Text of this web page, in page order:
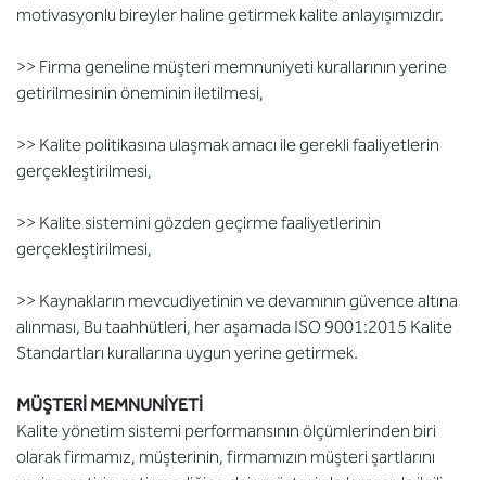
motivasyonlu bireyler haline getirmek kalite anlayışımızdır.
>> Firma geneline müşteri memnuniyeti kurallarının yerine
getirilmesinin öneminin iletilmesi,
>> Kalite politikasına ulaşmak amacı ile gerekli faaliyetlerin
gerçekleştirilmesi,
>> Kalite sistemini gözden geçirme faaliyetlerinin
gerçekleştirilmesi,
>> Kaynakların mevcudiyetinin ve devamının güvence altına
alınması, Bu taahhütleri, her aşamada ISO 9001:2015 Kalite
Standartları kurallarına uygun yerine getirmek.
MÜŞTERİ MEMNUNİYETİ
Kalite yönetim sistemi performansının ölçümlerinden biri
olarak firmamız, müşterinin, firmamızın müşteri şartlarını